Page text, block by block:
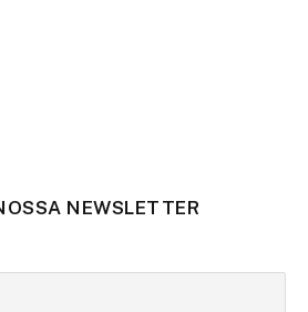
NEWSLETTER